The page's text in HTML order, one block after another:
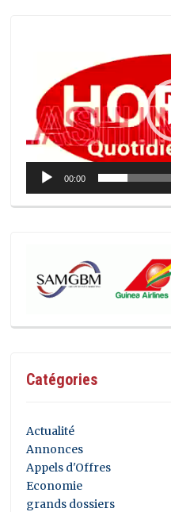
00:00
Catégories
Actualité
Annonces
Appels d'Offres
Economie
grands dossiers